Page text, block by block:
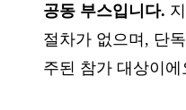
공동 부스입니다.
절차가 없으며, 단
주된 참가 대상이에